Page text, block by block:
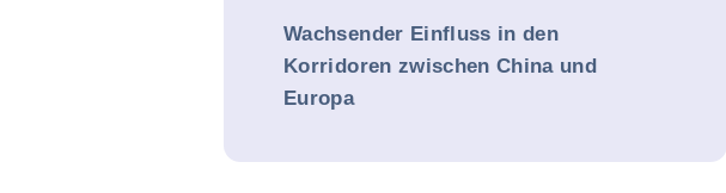
Wachsender Einfluss in den
Korridoren zwischen China und
Europa